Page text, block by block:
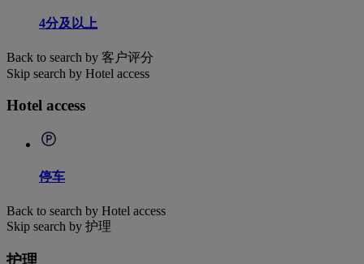
4分及以上
Back to search by 客户评分
Skip search by Hotel access
Hotel access
停车
Back to search by Hotel access
Skip search by 护理